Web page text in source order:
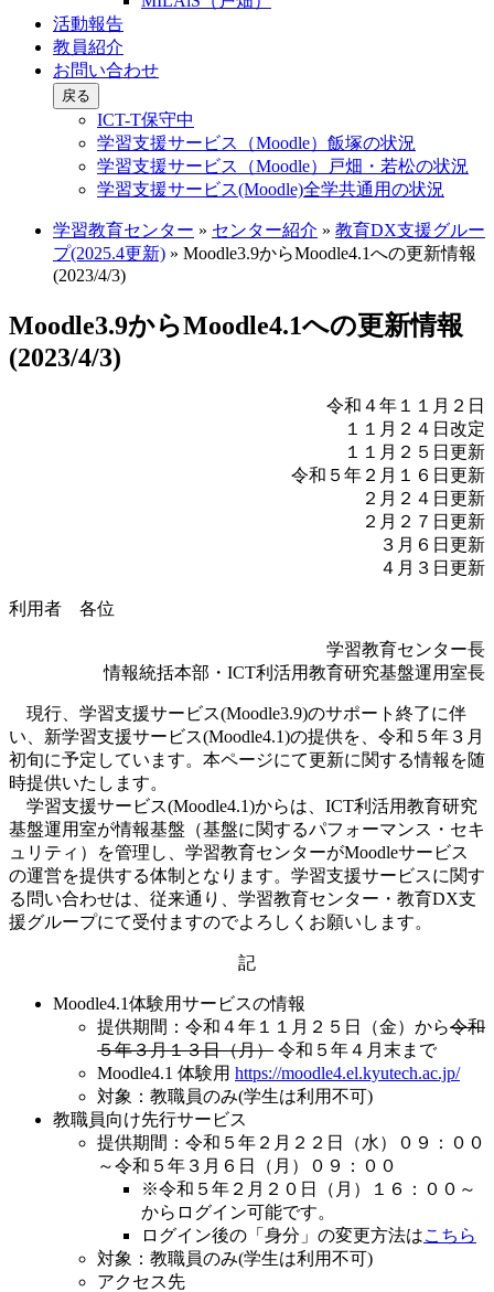
活動報告
教員紹介
お問い合わせ
戻る
ICT-T保守中
学習支援サービス（Moodle）飯塚の状況
学習支援サービス（Moodle）戸畑・若松の状況
学習支援サービス(Moodle)全学共通用の状況
学習教育センター » センター紹介 » 教育DX支援グルー
プ(2025.4更新) » Moodle3.9からMoodle4.1への更新情報
(2023/4/3)
Moodle3.9からMoodle4.1への更新情報
(2023/4/3)
令和４年１１月２日
１１月２４日改定
１１月２５日更新
令和５年２月１６日更新
２月２４日更新
２月２７日更新
３月６日更新
４月３日更新
利用者 各位
学習教育センター長
情報統括本部・ICT利活用教育研究基盤運用室長
現行、学習支援サービス(Moodle3.9)のサポート終了に伴
い、新学習支援サービス(Moodle4.1)の提供を、令和５年３月
初旬に予定しています。本ページにて更新に関する情報を随
時提供いたします。
学習支援サービス(Moodle4.1)からは、ICT利活用教育研究
基盤運用室が情報基盤（基盤に関するパフォーマンス・セキ
ュリティ）を管理し、学習教育センターがMoodleサービス
の運営を提供する体制となります。学習支援サービスに関す
る問い合わせは、従来通り、学習教育センター・教育DX支
援グループにて受付ますのでよろしくお願いします。
記
Moodle4.1体験用サービスの情報
提供期間：令和４年１１月２５日（金）から令和
５年３月１３日（月） 令和５年４月末まで
Moodle4.1 体験用 https://moodle4.el.kyutech.ac.jp/
対象：教職員のみ(学生は利用不可)
教職員向け先行サービス
提供期間：令和５年２月２２日（水）０９：００
～令和５年３月６日（月）０９：００
※令和５年２月２０日（月）１６：００～
からログイン可能です。
ログイン後の「身分」の変更方法はこちら
対象：教職員のみ(学生は利用不可)
アクセス先